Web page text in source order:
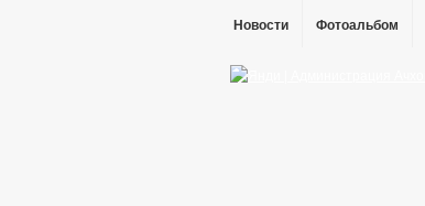
Новости Фотоальбом